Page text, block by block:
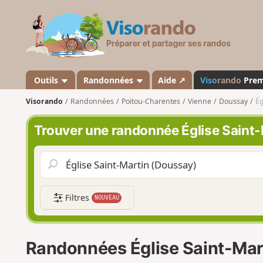
s
a
n
d
o
Outils Randonnées Aide ↗ Visorando
Visorando Randonnées Poitou-Charentes Vienne Doussay
Trouver une randonnée Église
Filtres NOUVEAU
Randonnées Église Saint-